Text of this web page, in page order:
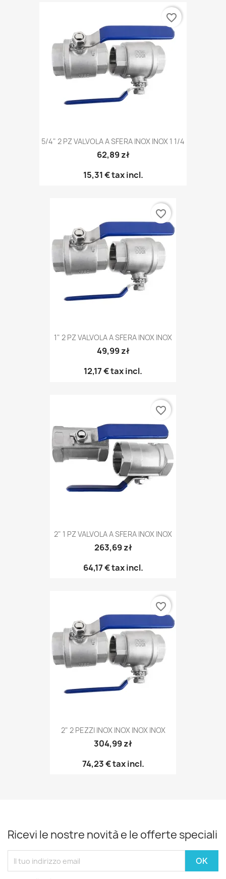
5/4" 2 PZ VALVOLA A SFERA INOX INOX 1 1/4
62,89 zł
15,31 €tax incl.
favorite_border
1" 2 PZ VALVOLA A SFERA INOX INOX
49,99 zł
12,17 €tax incl.
favorite_border
2" 1 PZ VALVOLA A SFERA INOX INOX
263,69 zł
64,17 €tax incl.
favorite_border
2" 2 PEZZI INOX INOX INOX INOX
304,99 zł
74,23 €tax incl.
favorite_border
Ricevi le nostre novità e le offerte speciali